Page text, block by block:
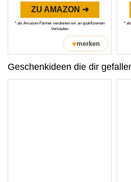
ZU AMAZON ➜
* als Amazon-Partner verdienen wir an qualifizierten
Verkäufen
♥merken
*
Geschenkideen die dir